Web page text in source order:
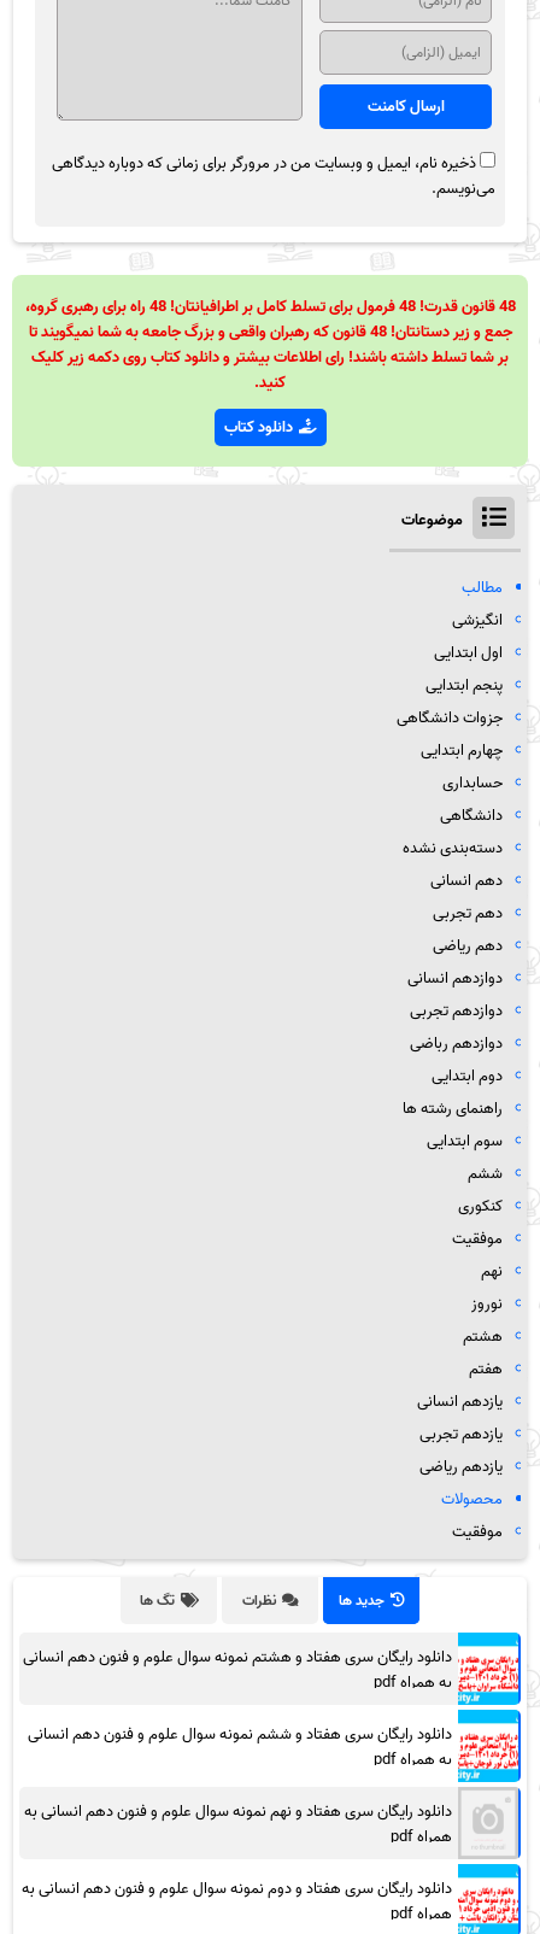
ذخیره نام، ایمیل و وبسایت من در مرورگر برای زمانی که دوباره دیدگاهی
می‌نویسم.
48 قانون قدرت! 48 فرمول برای تسلط کامل بر اطرافیانتان! 48 راه برای رهبری گروه،
جمع و زیر دستانتان! 48 قانون که رهبران واقعی و بزرگ جامعه به شما نمیگویند تا
بر شما تسلط داشته باشند! رای اطلاعات بیشتر و دانلود کتاب روی دکمه زیر کلیک
کنید.
دانلود کتاب
موضوعات
مطالب
انگیزشی
اول ابتدایی
پنجم ابتدایی
جزوات دانشگاهی
چهارم ابتدایی
حسابداری
دانشگاهی
دسته‌بندی نشده
دهم انسانی
دهم تجربی
دهم ریاضی
دوازدهم انسانی
دوازدهم تجربی
دوازدهم رباضی
دوم ابتدایی
راهنمای رشته ها
سوم ابتدایی
ششم
کنکوری
موفقیت
نهم
نوروز
هشتم
هفتم
یازدهم انسانی
یازدهم تجربی
یازدهم ریاضی
محصولات
موفقیت
جدید ها نظرات تگ ها
دانلود رایگان سری هفتاد و هشتم نمونه سوال علوم و فنون دهم انسانی
به همراه pdf
دانلود رایگان سری هفتاد و ششم نمونه سوال علوم و فنون دهم انسانی
به همراه pdf
دانلود رایگان سری هفتاد و نهم نمونه سوال علوم و فنون دهم انسانی به
همراه pdf
دانلود رایگان سری هفتاد و دوم نمونه سوال علوم و فنون دهم انسانی به
همراه pdf